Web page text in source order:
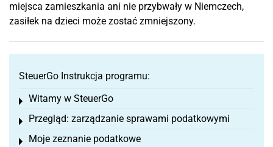
miejsca zamieszkania ani nie przybwały w Niemczech,
zasiłek na dzieci może zostać zmniejszony.
SteuerGo Instrukcja programu:
Witamy w SteuerGo
Toggle menu
Przegląd: zarządzanie sprawami podatkowymi
Toggle menu
Moje zeznanie podatkowe
Toggle menu